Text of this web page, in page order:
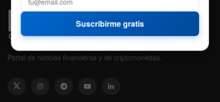
Portal de noticias financieras y de criptomonedas.
Suscribirme gratis